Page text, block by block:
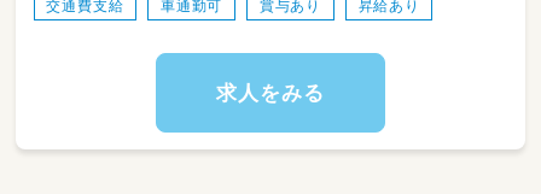
交通費支給 車通勤可 賞与あり 昇給あり
求人をみる